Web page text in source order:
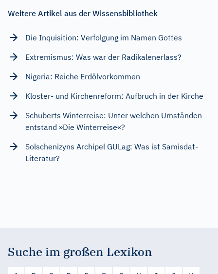
Weitere Artikel aus der Wissensbibliothek
Die Inquisition: Verfolgung im Namen Gottes
Extremismus: Was war der Radikalenerlass?
Nigeria: Reiche Erdölvorkommen
Kloster- und Kirchenreform: Aufbruch in der Kirche
Schuberts Winterreise: Unter welchen Umständen
entstand »Die Winterreise«?
Solschenizyns Archipel GULag: Was ist Samisdat-
Literatur?
Suche im großen Lexikon